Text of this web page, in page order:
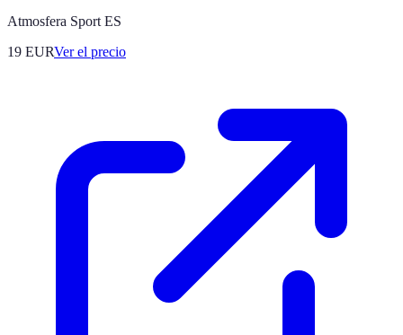
Atmosfera Sport ES
19 EURVer el precio